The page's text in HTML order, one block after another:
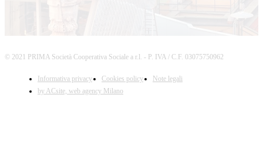
© 2021 PRIMA Società Cooperativa Sociale a r.l. - P. IVA / C.F. 03075750962
Informativa privacy Cookies policy
Note legali
by ACsite, web agency Milano